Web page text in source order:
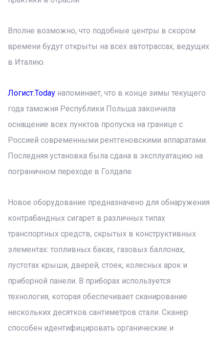
Вполне возможно, что подобные центры в скором
времени будут открыты на всех автотрассах, ведущих
в Италию.
Логист.Today напоминает, что в конце зимы текущего
года таможня Республики Польша закончила
оснащение всех пунктов пропуска на границе с
Россией современными рентгеновскими аппаратами.
Последняя установка была сдана в эксплуатацию на
пограничном переходе в Голдапе.
Новое оборудование предназначено для обнаружения
контрабандных сигарет в различных типах
транспортных средств, скрытых в конструктивных
элементах: топливных баках, газовых баллонах,
пустотах крыши, дверей, стоек, колесных арок и
приборной панели. В приборах используется
технология, которая обеспечивает сканирование
нескольких десятков сантиметров стали. Сканер
способен идентифицировать органические и